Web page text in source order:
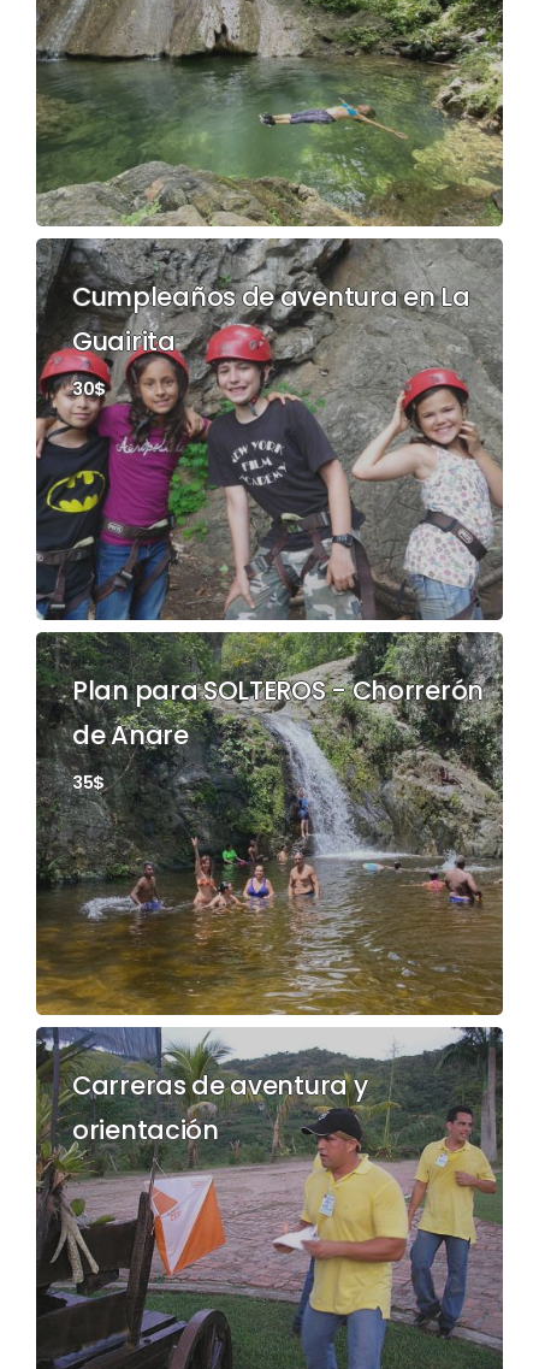
Cumpleaños de aventura en La
Guairita
30$
Plan para SOLTEROS - Chorrerón
de Anare
35$
Carreras de aventura y
orientación